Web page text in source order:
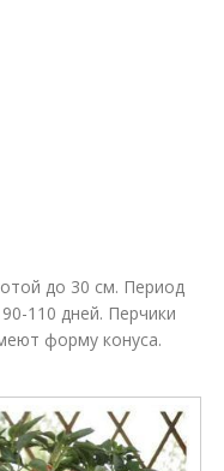
до 30 см. Период
110 дней. Перчики
форму конуса.